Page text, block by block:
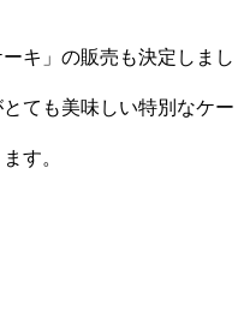
キ」の販売も決定しまし
ても美味しい特別なケー
す。